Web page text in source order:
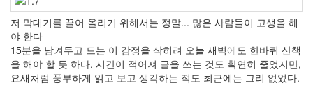
저 막대기를 끌어 올리기 위해서는 정말... 많은 사람들이 고생을 해
야 한다
15분을 남겨두고 드는 이 감정을 삭히려 오늘 새벽에도 한바퀴 산책
을 해야 할 듯 하다. 시간이 적어져 글을 쓰는 것도 확연히 줄었지만,
요새처럼 풍부하게 읽고 보고 생각하는 적도 최근에는 그리 없었다.